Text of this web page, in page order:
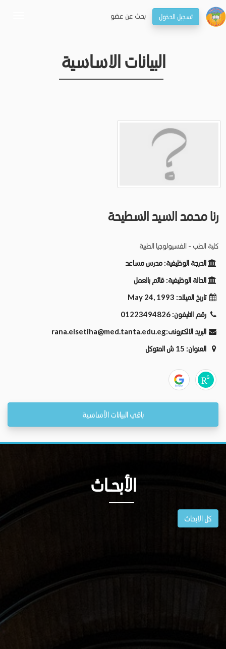
تسجيل الدخول بحـث عن عضو
البيانات الاساسية
رنا محمد السيد السطيحة
كلية الطب - الفسيولوجيا الطبية
الدرجة الوظيفية: مدرس مساعد
الحالة الوظيفية: قائم بالعمل
تاريخ الميلاد: May 24, 1993
رقم التليفون: 01223494826
البريد الالكترونى:rana.elsetiha@med.tanta.edu.eg
العنوان: 15 ش المتوكل
باقي البيانات الأساسية
الأبحــاث
كل الابحاث